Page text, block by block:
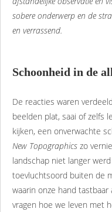
sobere onderwerp en de
en verrassend.
Schoonheid in de
De reacties waren
beelden plat, saai of zelfs
kijken, een onverwachte
New Topographics zo
landschap niet langer
toevluchtsoord buiten de
waarin onze hand
vragen hoe we leven met